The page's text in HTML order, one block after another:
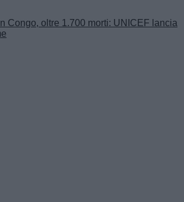
Congo, oltre 1.700 morti: UNICEF lancia